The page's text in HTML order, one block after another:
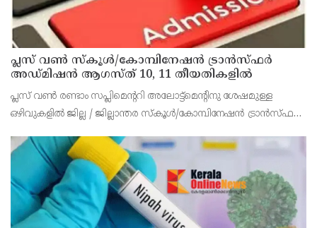
പ്ലസ് വൺ സ്‌കൂൾ/കോമ്പിനേഷൻ ട്രാൻസ്ഫർ
അഡ്മിഷൻ ആഗസ്ത് 10, 11 തീയതികളിൽ
പ്ലസ് വൺ രണ്ടാം സപ്ലിമെന്ററി അലോട്ട്‌മെന്റിനു ശേഷമുള്ള
ഒഴിവുകളിൽ ജില്ല / ജില്ലാന്തര സ്‌കൂൾ/കോമ്പിനേഷൻ ട്രാൻസ്ഫർ
വൈകിട്ട് 4 മണി വരെ നൽകിയിരുന്നു